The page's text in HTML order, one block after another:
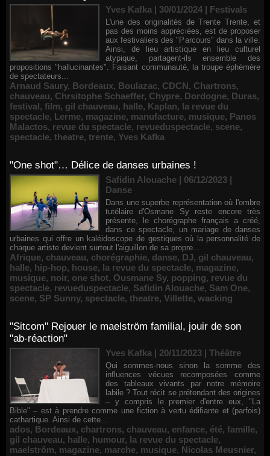
Yves Kafka | 30/01/2024 | Festivals
L'une des originalités de Trente Trente, et
pas des moins appréciées, est de proposer
aux festivaliers des "Parcours" dans la ville.
Ainsi, de lieu artistique en lieu culturel
atypique, partagent-ils ensemble des
propositions "hallucinantes". Faisant communauté, la troupe éphémère
de spectateurs...
Arnaud Saury, Bordeaux, Boulazac, CDCN, Chartrons,
chauveau, Chrsitophe Schaeffer, Chypre, Dordogne, Duras,
festival, film, gil chauveau, halle, Kaplan, la revue du
spectacle, Lerme, magazine, manufacture, musique, Panos
Malactos, revue du spectacle, revueduspectacle, scene,
spectacle, theatre, trente, Yves Kafka
"One shot"… Délice de danses urbaines !
Safidin Alouache | 06/12/2023 |
Danse
Dans une superbe représentation où l'ombre
tutélaire d'Osmane Sy reste encore très
présente, le chorégraphe français a créé,
dans ce spectacle, un mariage de danses
urbaines qui offre un kaléidoscope de gestiques où la personnalité de
chaque artiste devient surtout l'aiguillon de sa propre...
Afrique, chauveau, chorégraphie, danse, DJ, gil chauveau,
halle, hip-hop, house, la revue du spectacle, magazine,
musique, noir, one shot, Ousmane Sy, popping, revue du
spectacle, revueduspectacle, Safidin Alouache, Sam One,
scene, SP Sunny, spectacle, theatre, Villette, wacking
"Sitcom" Rejouer le maelström familial, jouir de son
"ab-réaction"
Yves Kafka | 20/11/2023 | Théâtre
Qui sommes-nous sinon la somme des
influences vécues recomposées comme
des tableaux vivants par notre mémoire
labile ? Tout récit se prétendant des origines
– y compris le premier d'entre eux, "La
Bible" – est à prendre comme une fiction à vertu édifiante et (parfois)
cathartique. Ainsi de cette...
ados, Bordeaux, chartrons, chauveau, enfance, été, famille,
gil chauveau, halle, humour, la revue du spectacle,
maelstrôm, magazine, marche, musique, Nicolas Meusnier,